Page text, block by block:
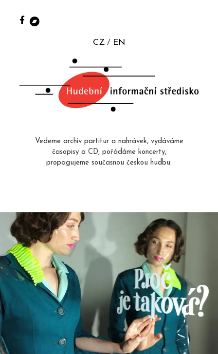
CZ EN
Vedeme archiv partitur a nahrávek, vydáváme
časopisy a CD, pořádáme koncerty,
propagujeme současnou českou hudbu.